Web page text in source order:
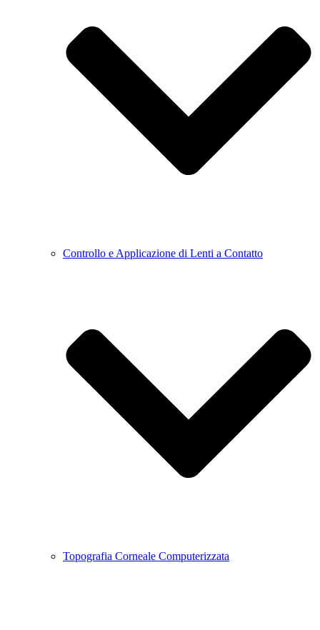
Controllo e Applicazione di Lenti a Contatto
Topografia Corneale Computerizzata